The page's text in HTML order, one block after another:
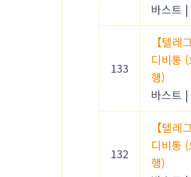
바스트 |
133
【텔
디비통
행)
바스트 |
132
【텔
디비통
행)